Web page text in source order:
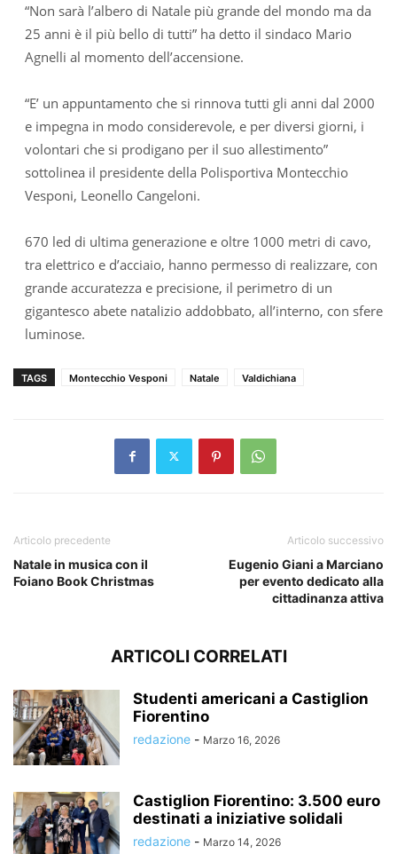
“Non sarà l’albero di Natale più grande del mondo ma da
25 anni è il più bello di tutti” ha detto il sindaco Mario
Agnelli al momento dell’accensione.
“E’ un appuntamento che si rinnova tutti gli anni dal 2000
e impegna in modo considerevole, e per diversi giorni, i
volontari che si prodigano per il suo allestimento”
sottolinea il presidente della Polisportiva Montecchio
Vesponi, Leonello Cangeloni.
670 led di ultima generazione e oltre 1000 metri di cavo,
tra elettrico e d’acciaio, hanno permesso di realizzare, con
grande accuratezza e precisione, il perimetro di un
gigantesco abete natalizio addobbato, all’interno, con sfere
luminose.
TAGS Montecchio Vesponi Natale Valdichiana
Articolo precedente
Natale in musica con il
Foiano Book Christmas
Articolo successivo
Eugenio Giani a Marciano
per evento dedicato alla
cittadinanza attiva
ARTICOLI CORRELATI
Studenti americani a Castiglion
Fiorentino
redazione - Marzo 16, 2026
Castiglion Fiorentino: 3.500 euro
destinati a iniziative solidali
redazione - Marzo 14, 2026